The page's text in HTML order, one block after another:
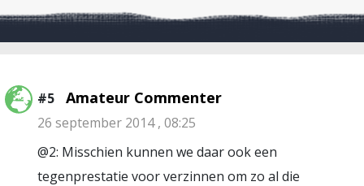
#5 Amateur Commenter
26 september 2014 , 08:25
@2: Misschien kunnen we daar ook een
tegenprestatie voor verzinnen om zo al die